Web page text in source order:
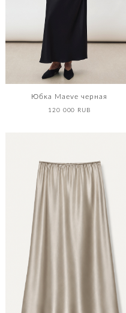
Юбка Maeve черная
120 000 RUB